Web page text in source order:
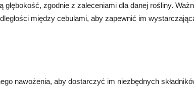
głębokość, zgodnie z zaleceniami dla danej rośliny.
między cebulami, aby zapewnić im
nawożenia, aby dostarczyć im niezbędnych